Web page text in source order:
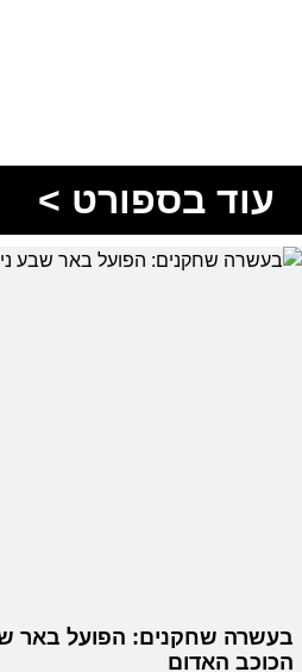
עוד בספורט >
הכוכב האדום